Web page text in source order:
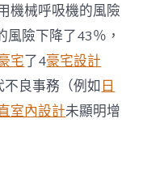
機械呼吸機的風險
風險下降了43％，
宅了4豪宅設計
良事務（例如日
室內設計未顯明增